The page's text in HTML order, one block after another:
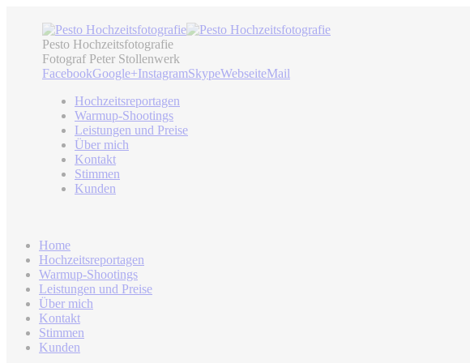
Pesto Hochzeitsfotografie
Fotograf Peter Stollenwerk
FacebookGoogle+InstagramSkypeWebseiteMail
Hochzeitsreportagen
Warmup-Shootings
Leistungen und Preise
Über mich
Kontakt
Stimmen
Kunden
Home
Hochzeitsreportagen
Warmup-Shootings
Leistungen und Preise
Über mich
Kontakt
Stimmen
Kunden